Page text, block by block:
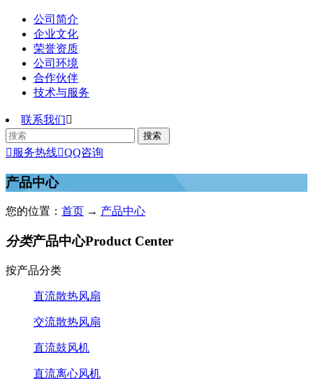
公司简介
企业文化
荣誉资质
公司环境
合作伙伴
技术与服务
联系我们
 服务热线QQ咨询
产品中心
您的位置： 首页 → 产品中心
分类产品中心Product Center
按产品分类
直流散热风扇
交流散热风扇
直流鼓风机
直流离心风机